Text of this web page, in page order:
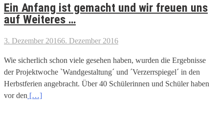
Ein Anfang ist gemacht und wir freuen uns
auf Weiteres …
3. Dezember 20166. Dezember 2016
Wie sicherlich schon viele gesehen haben, wurden die Ergebnisse
der Projektwoche `Wandgestaltung´ und ´Verzerrspiegel´ in den
Herbstferien angebracht. Über 40 Schülerinnen und Schüler haben
vor den […]